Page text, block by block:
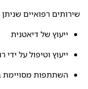
שירותים רפואיים
ייעוץ של דיאטנית
ייעוץ וטיפול על
השתתפות מסויימת